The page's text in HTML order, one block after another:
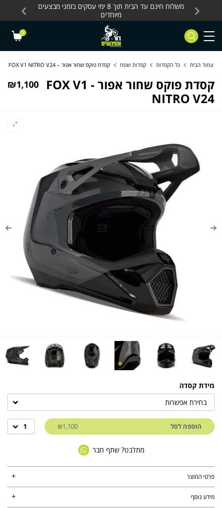
Skip to Content
Contact Us
כלים חשמליים
משלוח חינם עד הבית תוך 8 ימי עסקים בזמני מבצעים
מיוחדים
0
עמוד הבית כל הקסדות קסדות שטח קסדת פוקס שחור אפור – FOX V1 NITRO V24
קסדת פוקס שחור אפור - FOX V1
NITRO V24
₪1,100
מידת קסדה
בחירת אפשרות
הוספה לסל ₪1,100
1
מתלבט? שתף חבר
פרטי המוצר
מידע נוסף